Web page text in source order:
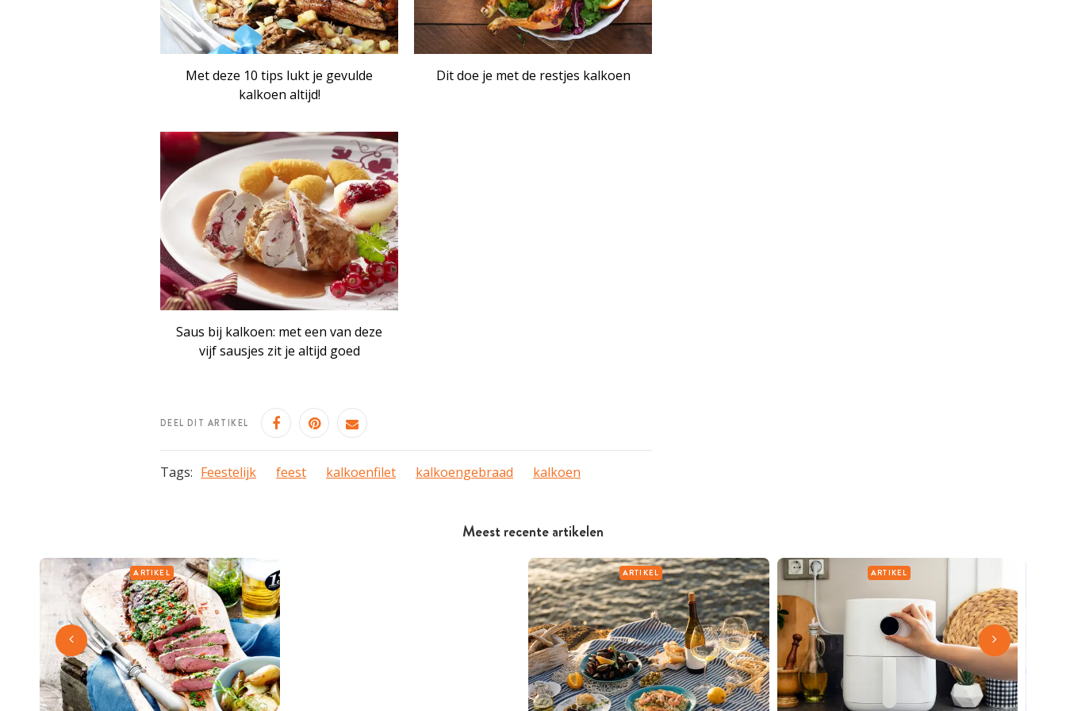
Meest recente artikelen
ARTIKEL ARTIKEL ARTIKEL
Met deze 10 tips lukt je gevulde
kalkoen altijd!
Dit doe je met de restjes kalkoen
Saus bij kalkoen: met een van deze
vijf sausjes zit je altijd goed
DEEL DIT ARTIKEL
Tags: Feestelijk feest kalkoenfilet kalkoengebraad kalkoen